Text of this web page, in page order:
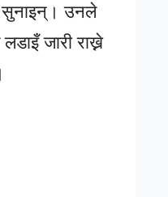
सुनाइन्। उनले
जारी राख्ने